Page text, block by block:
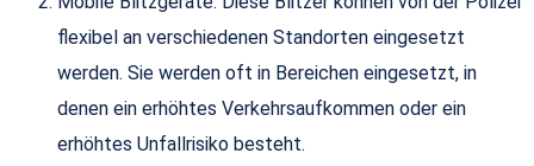
flexibel an verschiedenen Standorten eingesetzt
werden. Sie werden oft in Bereichen eingesetzt, in
denen ein erhöhtes Verkehrsaufkommen oder ein
erhöhtes Unfallrisiko besteht.